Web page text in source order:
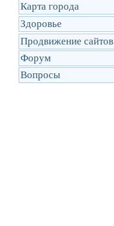
Карта города
Здоровье
Продвижение сайтов
Форум
Вопросы